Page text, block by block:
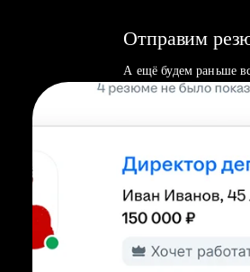
Отправим
А ещё будем раньше